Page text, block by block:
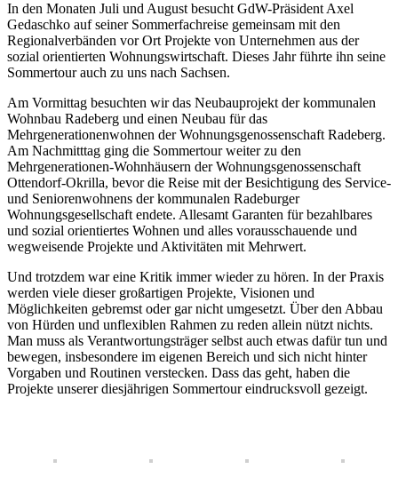
In den Monaten Juli und August besucht GdW-Präsident Axel
Gedaschko auf seiner Sommerfachreise gemeinsam mit den
Regionalverbänden vor Ort Projekte von Unternehmen aus der
sozial orientierten Wohnungswirtschaft. Dieses Jahr führte ihn seine
Sommertour auch zu uns nach Sachsen.
Am Vormittag besuchten wir das Neubauprojekt der kommunalen
Wohnbau Radeberg und einen Neubau für das
Mehrgenerationenwohnen der Wohnungsgenossenschaft Radeberg.
Am Nachmitttag ging die Sommertour weiter zu den
Mehrgenerationen-Wohnhäusern der Wohnungsgenossenschaft
Ottendorf-Okrilla, bevor die Reise mit der Besichtigung des Service-
und Seniorenwohnens der kommunalen Radeburger
Wohnungsgesellschaft endete. Allesamt Garanten für bezahlbares
und sozial orientiertes Wohnen und alles vorausschauende und
wegweisende Projekte und Aktivitäten mit Mehrwert.
Und trotzdem war eine Kritik immer wieder zu hören. In der Praxis
werden viele dieser großartigen Projekte, Visionen und
Möglichkeiten gebremst oder gar nicht umgesetzt. Über den Abbau
von Hürden und unflexiblen Rahmen zu reden allein nützt nichts.
Man muss als Verantwortungsträger selbst auch etwas dafür tun und
bewegen, insbesondere im eigenen Bereich und sich nicht hinter
Vorgaben und Routinen verstecken. Dass das geht, haben die
Projekte unserer diesjährigen Sommertour eindrucksvoll gezeigt.